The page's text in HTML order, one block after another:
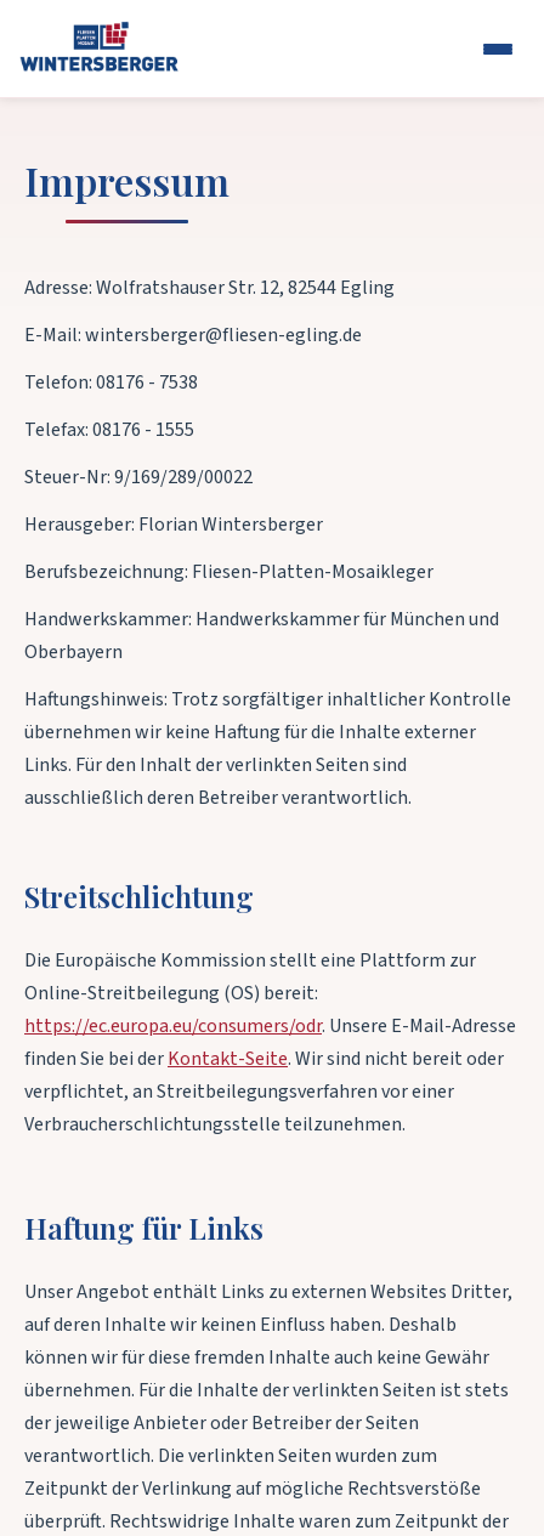
Impressum
Adresse: Wolfratshauser Str. 12, 82544 Egling
E-Mail: wintersberger@fliesen-egling.de
Telefon: 08176 - 7538
Telefax: 08176 - 1555
Steuer-Nr: 9/169/289/00022
Herausgeber: Florian Wintersberger
Berufsbezeichnung: Fliesen-Platten-Mosaikleger
Handwerkskammer: Handwerkskammer für München und
Oberbayern
Haftungshinweis: Trotz sorgfältiger inhaltlicher Kontrolle
übernehmen wir keine Haftung für die Inhalte externer
Links. Für den Inhalt der verlinkten Seiten sind
ausschließlich deren Betreiber verantwortlich.
Streitschlichtung
Die Europäische Kommission stellt eine Plattform zur
Online-Streitbeilegung (OS) bereit:
https://ec.europa.eu/consumers/odr. Unsere E-Mail-Adresse
finden Sie bei derKontakt-Seite. Wir sind nicht bereit oder
verpflichtet, an Streitbeilegungsverfahren vor einer
Verbraucherschlichtungsstelle teilzunehmen.
Haftung für Links
Unser Angebot enthält Links zu externen Websites Dritter,
auf deren Inhalte wir keinen Einfluss haben. Deshalb
können wir für diese fremden Inhalte auch keine Gewähr
übernehmen. Für die Inhalte der verlinkten Seiten ist stets
der jeweilige Anbieter oder Betreiber der Seiten
verantwortlich. Die verlinkten Seiten wurden zum
Zeitpunkt der Verlinkung auf mögliche Rechtsverstöße
überprüft. Rechtswidrige Inhalte waren zum Zeitpunkt der